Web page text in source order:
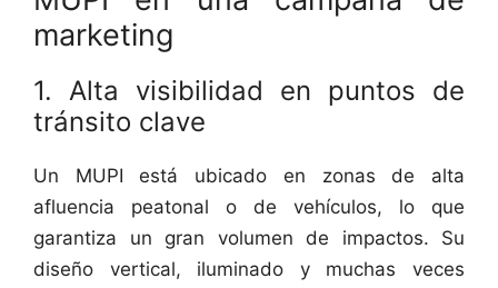
marketing
1. Alta visibilidad en puntos de
tránsito clave
Un MUPI está ubicado en zonas de alta
afluencia peatonal o de vehículos, lo que
garantiza un gran volumen de impactos. Su
diseño vertical, iluminado y muchas veces